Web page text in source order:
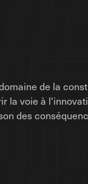
de la
voie à
des